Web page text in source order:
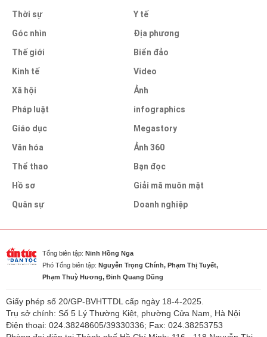
Thời sự
Góc nhìn
Thế giới
Kinh tế
Xã hội
Pháp luật
Giáo dục
Văn hóa
Thể thao
Hồ sơ
Quân sự
Y tế
Địa phương
Biển đảo
Video
Ảnh
infographics
Megastory
Ảnh 360
Bạn đọc
Giải mã muôn mặt
Doanh nghiệp
Tổng biên tập: Ninh Hồng Nga
Phó Tổng biên tập: Nguyễn Trọng Chính, Phạm Thị Tuyết,
Phạm Thuỳ Hương, Đinh Quang Dũng
Giấy phép số 20/GP-BVHTTDL cấp ngày 18-4-2025.
Trụ sở chính: Số 5 Lý Thường Kiệt, phường Cửa Nam, Hà Nội
Điện thoại: 024.38248605/39330336; Fax: 024.38253753